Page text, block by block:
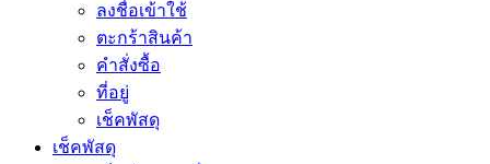
ลงชื่อเข้าใช้
ตะกร้าสินค้า
คำสั่งซื้อ
ที่อยู่
เช็คพัสดุ
เช็คพัสดุ